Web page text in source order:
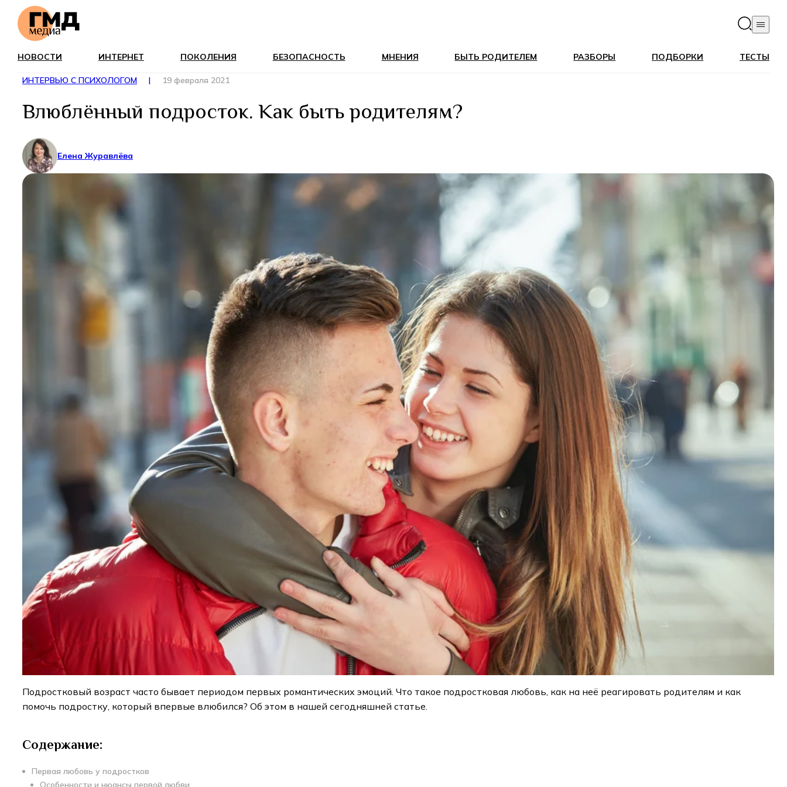
НОВОСТИ ИНТЕРНЕТ ПОКОЛЕНИЯ БЕЗОПАСНОСТЬ МНЕНИЯ БЫТЬ РОДИТЕЛЕМ РАЗБОРЫ ПОДБОРКИ ТЕСТЫ
ИНТЕРВЬЮ С ПСИХОЛОГОМ | 19 февраля 2021
Влюблённый подросток. Как быть родителям?
Елена Журавлёва
Подростковый возраст часто бывает периодом первых романтических эмоций. Что такое подростковая любовь, как на неё реагировать родителям и как
помочь подростку, который впервые влюбился? Об этом в нашей сегодняшней статье.
Содержание:
Первая любовь у подростков
Особенности и нюансы первой любви